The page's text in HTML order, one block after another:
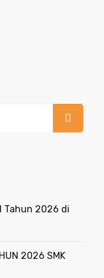
Tahun 2026 di
2026 SMK